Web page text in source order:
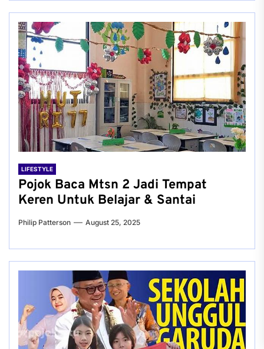
LIFESTYLE
Pojok Baca Mtsn 2 Jadi Tempat
Keren Untuk Belajar & Santai
Philip Patterson August 25, 2025